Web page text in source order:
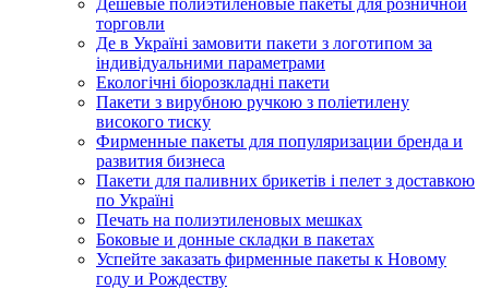
торговли
Де в Україні замовити пакети з логотипом за
індивідуальними параметрами
Екологічні біорозкладні пакети
Пакети з вирубною ручкою з поліетилену
високого тиску
Фирменные пакеты для популяризации бренда и
развития бизнеса
Пакети для паливних брикетів і пелет з доставкою
по Україні
Печать на полиэтиленовых мешках
Боковые и донные складки в пакетах
Успейте заказать фирменные пакеты к Новому
году и Рождеству